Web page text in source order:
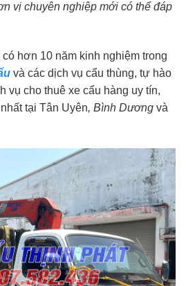
vị chuyên nghiệp mới có thể đáp
hơn 10 năm kinh nghiệm trong
và các dịch vụ cẩu thùng, tự hào
vụ cho thuê xe cẩu hàng uy tín,
tại Tân Uyên, Bình Dương và